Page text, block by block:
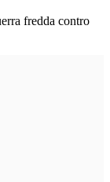
fredda contro